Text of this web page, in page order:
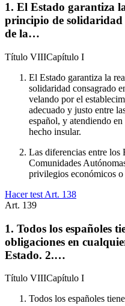
1. El Estado garantiza
principio de solidaridad
de la…
Título VIIICapítulo I
El Estado garantiza la
solidaridad consagrado
velando por el
adecuado y justo entre
español, y atendiendo
hecho insular.
Las diferencias entre los
Comunidades
privilegios económicos o
Hacer test Art. 138
Art. 139
1. Todos los españoles
obligaciones en
Estado. 2.…
Título VIIICapítulo I
Todos los españoles